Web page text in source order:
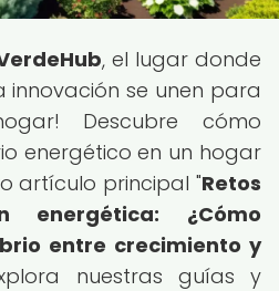
, el lugar donde
innovación se unen para
Descubre cómo
energético en un hogar
artículo principal "Retos
¿Cómo
entre crecimiento y
nuestras guías y